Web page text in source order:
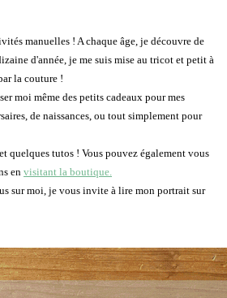
manuelles ! A chaque âge, je découvre de
d'année, je me suis mise au tricot et petit à
la couture !
moi même des petits cadeaux pour mes
de naissances, ou tout simplement pour
quelques tutos ! Vous pouvez également vous
en visitant la boutique.
sur moi, je vous invite à lire mon portrait sur